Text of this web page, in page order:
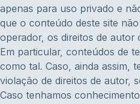
apenas para uso privado e
que o conteúdo deste site
operador, os direitos de autor
Em particular, conteúdos de
como tal. Caso, ainda assim,
violação de direitos de autor,
Caso tenhamos